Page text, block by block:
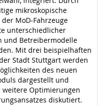
mikroskopische
MoD‑Fahrzeuge
unterschiedlicher
und Betreibermodelle
Mit drei beispielhaften
Stadt Stuttgart werden
des neuen
dargestellt und
weitere Optimierungen
diskutiert.